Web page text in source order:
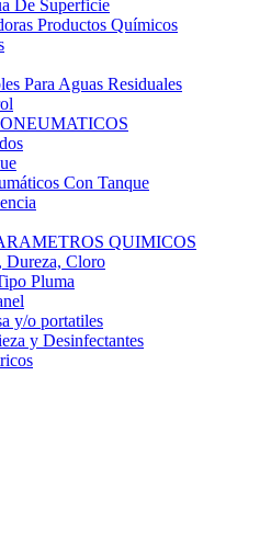
De Superficie
Productos Químicos
Para Aguas Residuales
Con Tanque
QUIMICOS
Dureza, Cloro
Pluma
y/o portatiles
y Desinfectantes